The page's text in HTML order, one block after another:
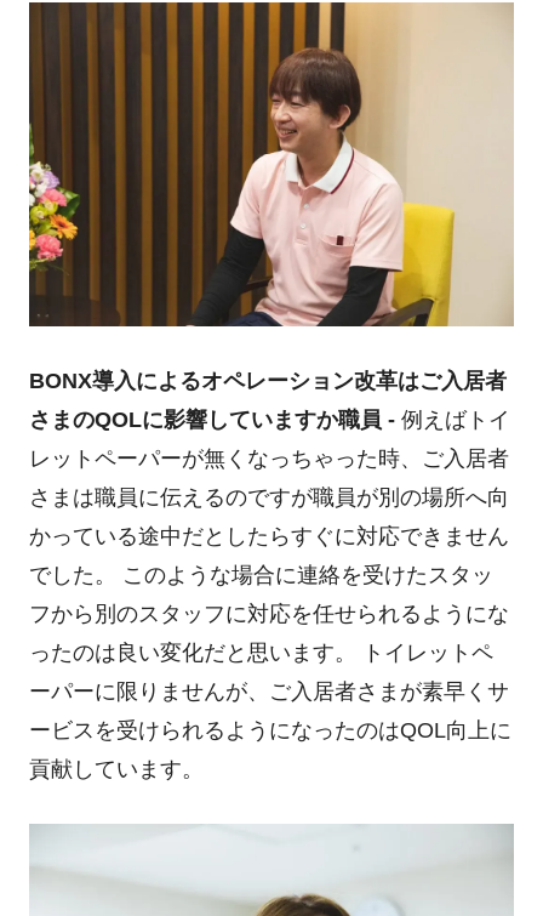
BONX導入によるオペレーション改革はご入居者
さまのQOLに影響していますか職員 - 例えばトイ
レットペーパーが無くなっちゃった時、ご入居者
さまは職員に伝えるのですが職員が別の場所へ向
かっている途中だとしたらすぐに対応できません
でした。 このような場合に連絡を受けたスタッ
フから別のスタッフに対応を任せられるようにな
ったのは良い変化だと思います。 トイレットペ
ーパーに限りませんが、ご入居者さまが素早くサ
ービスを受けられるようになったのはQOL向上に
貢献しています。